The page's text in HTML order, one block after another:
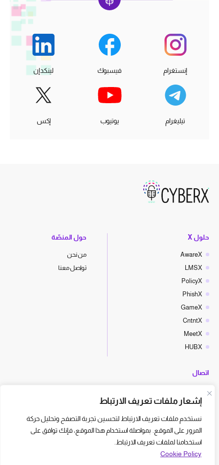
إشعار ملفات تعريف الارتباط
نستخدم ملفات تعريف الارتباط لتحسين تجربة التصفح وتحليل حركة
المرور على الموقع. بمواصلة استخدام هذا الموقع، فإنك توافق على
استخدامنا لملفات تعريف الارتباط.
Cookie Policy
إنستغرام فيسبوك لينكدإن
تيليغرام يوتيوب إكس
حلول X
AwareX
LMSX
PolicyX
PhishX
GameX
CntntX
MeetX
HUBX
حول المنصّة
من نحن
تواصل معنا
اتصال
hello@cyberx.world